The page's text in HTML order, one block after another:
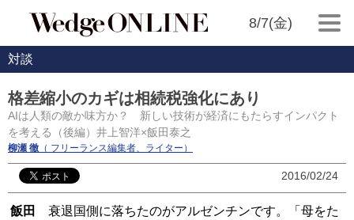
8/7(金)
対談
格差縮小のカギは相続税強化にあり
AIは人類の敵か味方か？ 新しい技術が経済にもたらすインパクト
を考える（後編）井上智洋×飯田泰之
柳瀬 徹 （ フリーランス編集者、ライター）
2016/02/24
飯田
衰退国側に落ちたのがアルゼンチンです。「母をた